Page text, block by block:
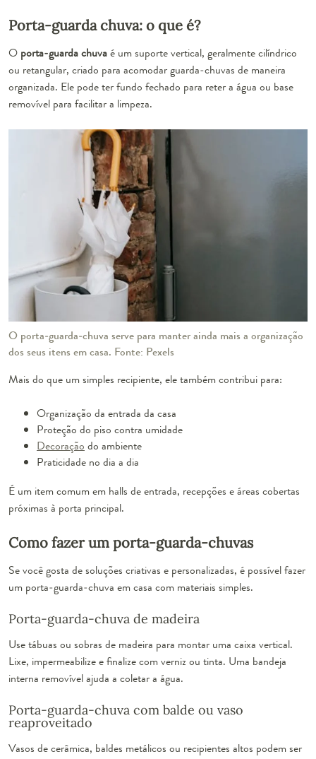
Porta-guarda chuva: o que é?
O porta-guarda chuvaé um suporte vertical, geralmente cilíndrico
ou retangular, criado para acomodar guarda-chuvas de maneira
organizada. Ele pode ter fundo fechado para reter a água ou base
removível para facilitar a limpeza.
O porta-guarda-chuva serve para manter ainda mais a organização
dos seus itens em casa. Fonte: Pexels
Mais do que um simples recipiente, ele também contribui para:
Organização da entrada da casa
Proteção do piso contra umidade
Decoração do ambiente
Praticidade no dia a dia
É um item comum em halls de entrada, recepções e áreas cobertas
próximas à porta principal.
Como fazer um porta-guarda-chuvas
Se você gosta de soluções criativas e personalizadas, é possível fazer
um porta-guarda-chuva em casa com materiais simples.
Porta-guarda-chuva de madeira
Use tábuas ou sobras de madeira para montar uma caixa vertical.
Lixe, impermeabilize e finalize com verniz ou tinta. Uma bandeja
interna removível ajuda a coletar a água.
Porta-guarda-chuva com balde ou vaso
reaproveitado
Vasos de cerâmica, baldes metálicos ou recipientes altos podem ser